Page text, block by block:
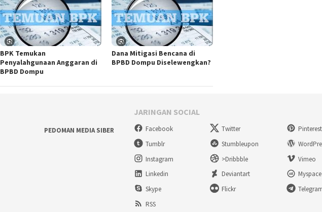
BPK Temukan
Penyalahgunaan Anggaran di
BPBD Dompu
Dana Mitigasi Bencana di
BPBD Dompu Diselewengkan?
PEDOMAN MEDIA SIBER
JARINGAN SOCIAL
Facebook Twitter
Pinterest
Tumblr
Stumbleupon
Instagram
>Dribbble
Vimeo
Linkedin
Deviantart
Myspace
Skype
Flickr
RSS